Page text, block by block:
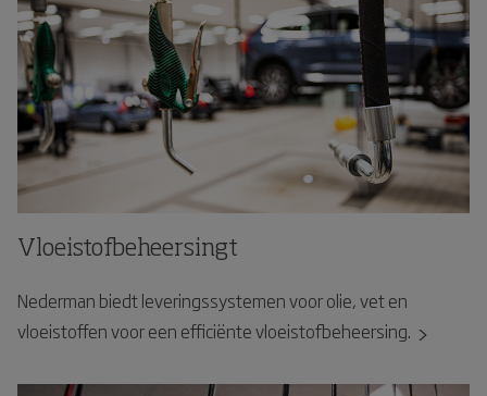
Vloeistofbeheersingt
Nederman biedt leveringssystemen voor olie, vet en
vloeistoffen voor een efficiënte vloeistofbeheersing.